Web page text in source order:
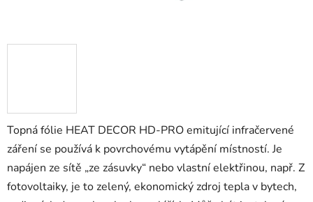
Topná fólie HEAT DECOR HD-PRO emitující infračervené
záření se používá k povrchovému vytápění místností. Je
napájen ze sítě „ze zásuvky“ nebo vlastní elektřinou, např. Z
fotovoltaiky, je to zelený, ekonomický zdroj tepla v bytech,